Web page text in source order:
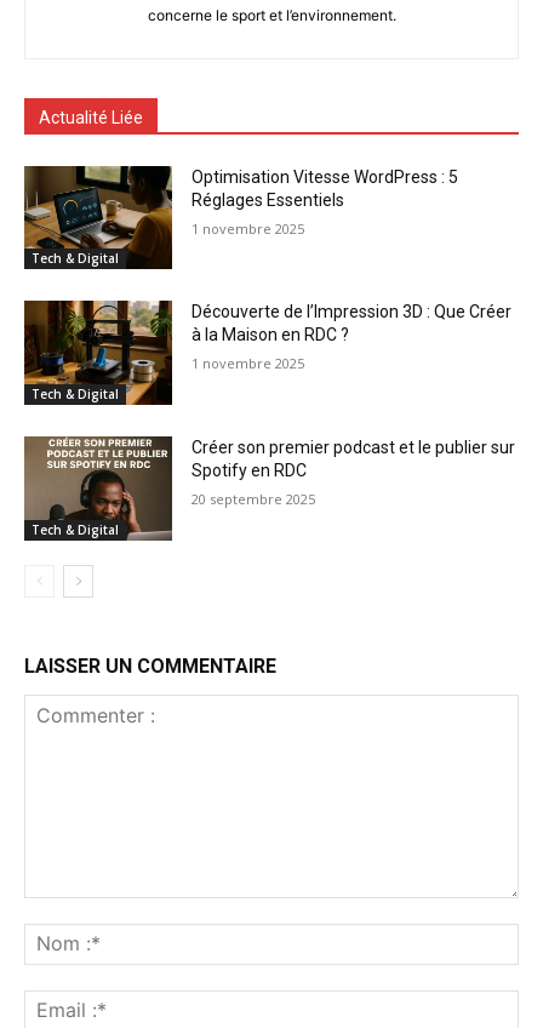
concerne le sport et l’environnement.
Actualité Liée
Tech & Digital
Optimisation Vitesse WordPress : 5
Réglages Essentiels
1 novembre 2025
Tech & Digital
Découverte de l’Impression 3D : Que Créer
à la Maison en RDC ?
1 novembre 2025
Tech & Digital
Créer son premier podcast et le publier sur
Spotify en RDC
20 septembre 2025
LAISSER UN COMMENTAIRE
:*